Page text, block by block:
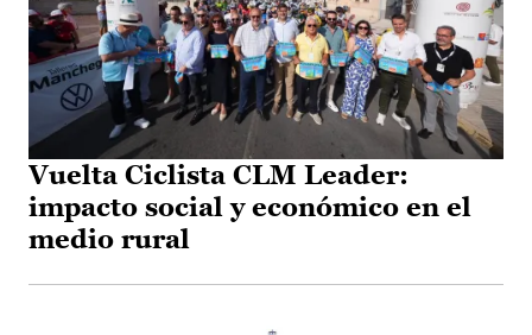
Vuelta Ciclista CLM Leader:
impacto social y económico en el
medio rural